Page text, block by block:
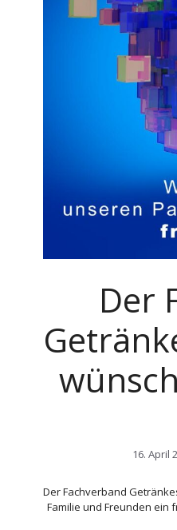
Der
16. April
Der Fachverband
Familie und Freunden ein